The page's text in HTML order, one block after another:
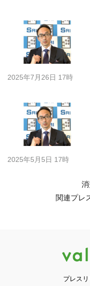
2025年7月26日 17時
2025年5月5日 17時
関連プレ
プレス